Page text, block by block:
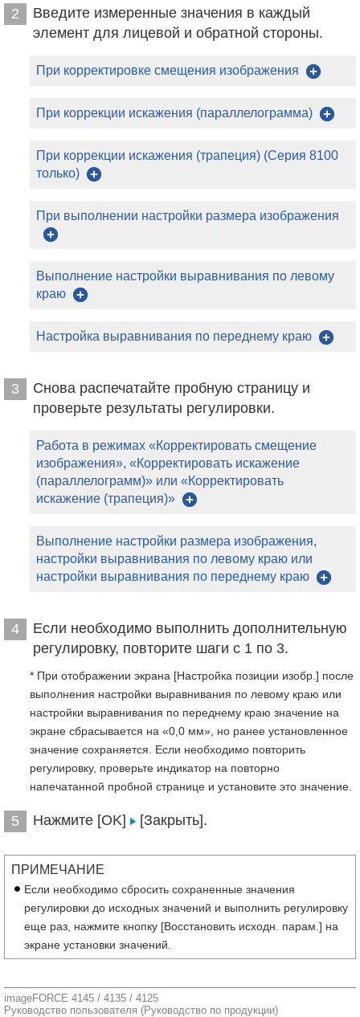
2
Введите измеренные значения в каждый
элемент для лицевой и обратной стороны.
При корректировке смещения изображения
При коррекции искажения (параллелограмма)
При коррекции искажения (трапеция) (Серия 8100
только)
При выполнении настройки размера изображения
Выполнение настройки выравнивания по левому
краю
Настройка выравнивания по переднему краю
3
Снова распечатайте пробную страницу и
проверьте результаты регулировки.
Работа в режимах «Корректировать смещение
изображения», «Корректировать искажение
(параллелограмм)» или «Корректировать
искажение (трапеция)»
Выполнение настройки размера изображения,
настройки выравнивания по левому краю или
настройки выравнивания по переднему краю
4
Если необходимо выполнить дополнительную
регулировку, повторите шаги с 1 по 3.
* При отображении экрана [Настройка позиции изобр.] после
выполнения настройки выравнивания по левому краю или
настройки выравнивания по переднему краю значение на
экране сбрасывается на «0,0 мм», но ранее установленное
значение сохраняется. Если необходимо повторить
регулировку, проверьте индикатор на повторно
напечатанной пробной странице и установите это значение.
5 Нажмите [OK] [Закрыть].
ПРИМЕЧАНИЕ
Если необходимо сбросить сохраненные значения
регулировки до исходных значений и выполнить регулировку
еще раз, нажмите кнопку [Восстановить исходн. парам.] на
экране установки значений.
imageFORCE 4145 / 4135 / 4125
Руководство пользователя (Руководство по продукции)